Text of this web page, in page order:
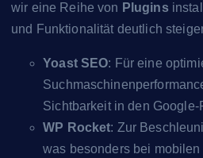
wir eine Reihe von Plugins
und Funktionalität deutlich
Yoast SEO: Für eine
Sichtbarkeit in den Google-
WP Rocket: Zur
was besonders bei